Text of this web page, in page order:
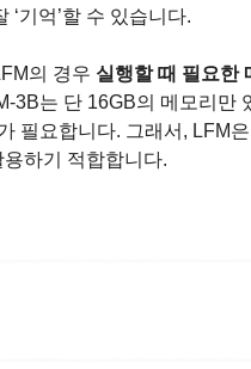
‘기억’할 수 있습니다.
의 경우 실행할 때 필요한
3B는 단 16GB의 메모리만
필요합니다. 그래서, LFM
하기 적합합니다.